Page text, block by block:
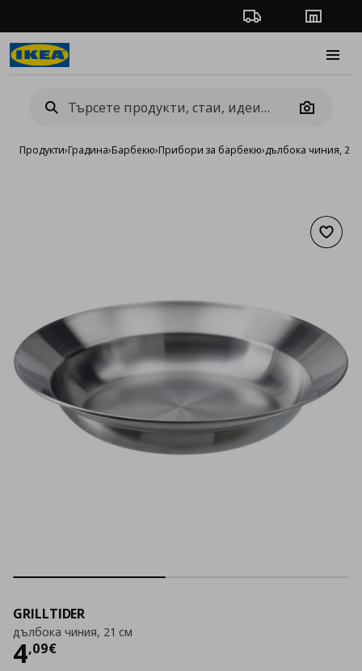
Проследяване на
Camera
Продукти›Градина›Барбекю›Прибори за барбекю›дълбока чиния, 21
GRILLTIDER
дълбока чиния, 21 см
4,09€
Цена